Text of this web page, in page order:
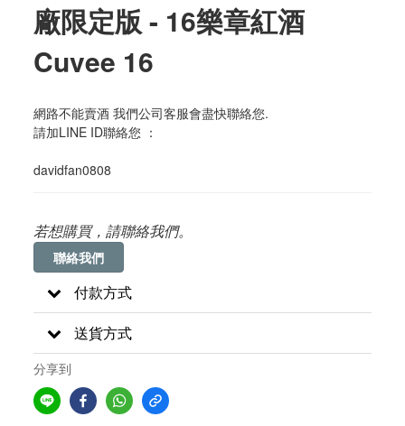
廠限定版 - 16樂章紅酒
Cuvee 16
網路不能賣酒 我們公司客服會盡快聯絡您.
請加LINE ID聯絡您 ：
davidfan0808
若想購買，請聯絡我們。
聯絡我們
付款方式
送貨方式
分享到